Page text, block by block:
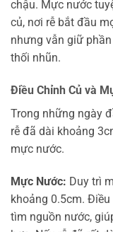
chậu. Mực nước
củ, nơi rễ bắt đầu
nhưng vẫn giữ
thối nhũn.
Điều Chỉnh Củ và
Trong những ngày
rễ đã dài khoảng
mực nước.
Mực Nước: Duy trì
khoảng 0.5cm.
tìm nguồn nước,